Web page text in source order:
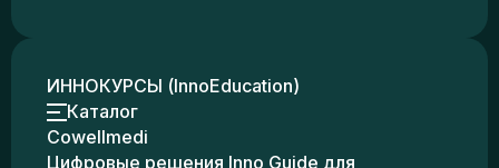
ИННОКУРСЫ (InnoEducation)
Каталог
Cowellmedi
Цифровые решения Inno Guide для